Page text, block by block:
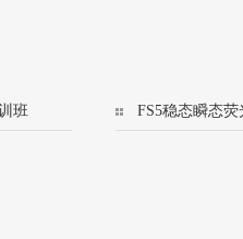
班 FS5稳态瞬态